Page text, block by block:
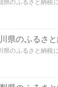
県のふるさと納税
県のふるさ
県のふるさと納税